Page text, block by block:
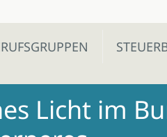
Licht im